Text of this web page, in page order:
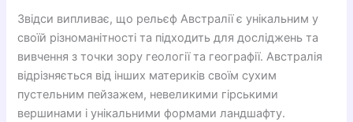
Звідси випливає, що рельєф Австралії є унікальним у
своїй різноманітності та підходить для досліджень та
вивчення з точки зору геології та географії. Австралія
відрізняється від інших материків своїм сухим
пустельним пейзажем, невеликими гірськими
вершинами і унікальними формами ландшафту.